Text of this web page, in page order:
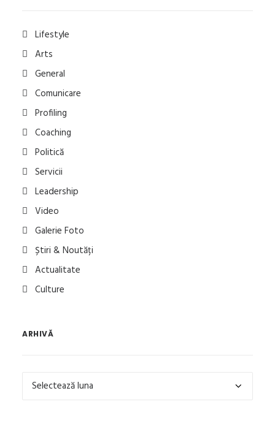
Lifestyle
Arts
General
Comunicare
Profiling
Coaching
Politică
Servicii
Leadership
Video
Galerie Foto
Știri & Noutăți
Actualitate
Culture
ARHIVĂ
Arhivă